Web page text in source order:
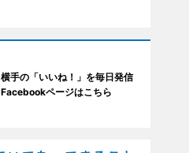
横手の「いいね！」を毎日発信
Facebookページはこちら